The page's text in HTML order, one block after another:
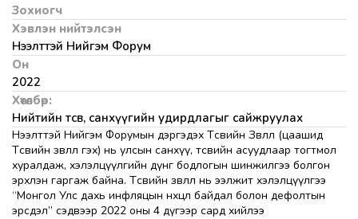
Зохиогч
Хэвлэн нийтэлсэн
Нээлттэй Нийгэм Форум
Он
2022
Хөтөлбөр:
Нийтийн төсөв, санхүүгийн удирдлагыг сайжруулах
Нээлттэй Нийгэм Форумын дэргэдэх Төсвийн Зөвлөл (цаашид
Төсвийн зөвлөл гэх) нь улсын санхүү, төсвийн асуудлаар тогтмол
хуралдаж, хэлэлцүүлгийн дүнг бодлогын шинжилгээ болгон
эрхлэн гаргаж байна. Төсвийн зөвлөл нь ээлжит хэлэлцүүлгээ
“Монгол Улс дахь инфляцын нөхцөл байдал болон дефолтын
эрсдэл” сэдвээр 2022 оны 4 дүгээр сард хийлээ